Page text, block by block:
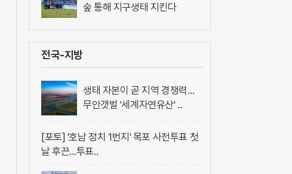
숲 통해 지구생태 지킨다
전국-지방
생태 자본이 곧 지역 경쟁력…
무안갯벌 '세계자연유산' ..
[포토] '호남 정치 1번지' 목포 사전투표 첫
날 후끈…투표..